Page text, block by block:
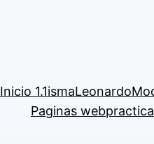
Inicio 1.1ismaLeonardo
Paginas webpractica